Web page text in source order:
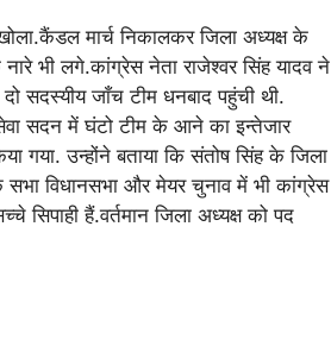
मार्च निकालकर जिला अध्यक्ष के
भी लगे.कांग्रेस नेता राजेश्वर सिंह यादव ने
दो सदस्यीय जाँच टीम धनबाद पहुंची थी.
सेवा सदन में घंटो टीम के आने का इन्तेजार
गया. उन्होंने बताया कि संतोष सिंह के जिला
सभा विधानसभा और मेयर चुनाव में भी कांग्रेस
सिपाही हैं.वर्तमान जिला अध्यक्ष को पद